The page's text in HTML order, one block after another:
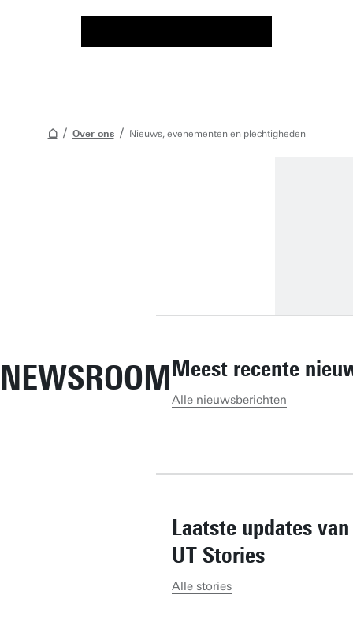
Over ons Nieuws, evenementen en plechtigheden
NEWSROOMMeest recente
Alle nieuwsberichten
Laatste updates van
UT Stories
Alle stories